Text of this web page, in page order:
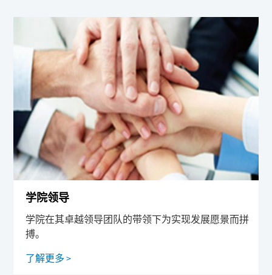
学院领导
学院在其卓越领导团队的带领下为实现发展愿景而拼
搏。
了解更多 >